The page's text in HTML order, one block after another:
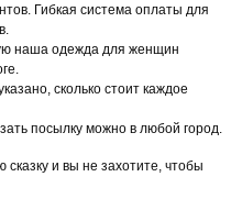
Гибкая система оплаты для
наша одежда для женщин
сколько стоит каждое
посылку можно в любой город.
сказку и вы не захотите, чтобы